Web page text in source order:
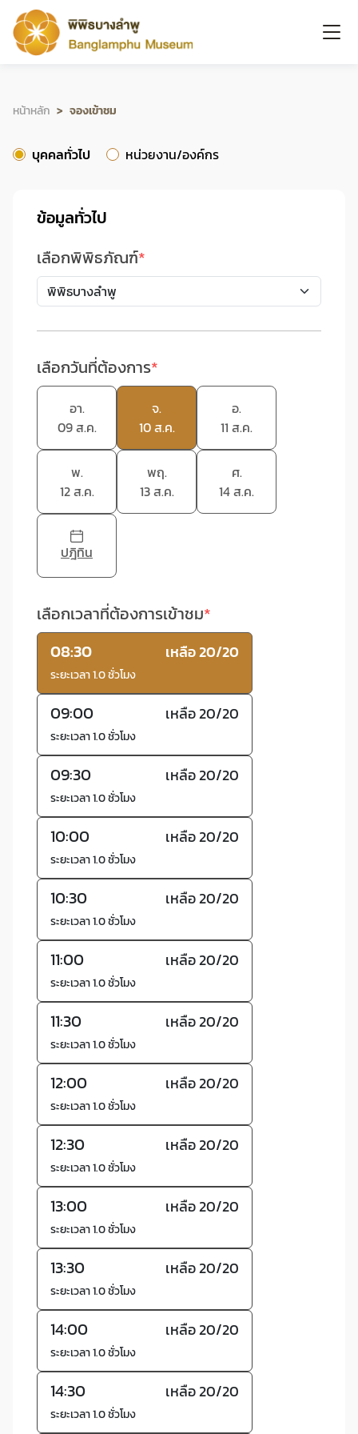
หน้าหลัก จองเข้าชม
บุคคลทั่วไป หน่วยงาน/องค์กร
ข้อมูลทั่วไป
เลือกพิพิธภัณฑ์
เลือกวันที่ต้องการ
อา.
09 ส.ค.
จ.
10 ส.ค.
อ.
11 ส.ค.
พ.
12 ส.ค.
พฤ.
13 ส.ค.
ศ.
14 ส.ค.
ปฎิทิน
เลือกเวลาที่ต้องการเข้าชม
08:30
เหลือ 20/20
ระยะเวลา 1.0 ชั่วโมง
09:00 เหลือ 20/20
ระยะเวลา 1.0 ชั่วโมง
09:30 เหลือ 20/20
ระยะเวลา 1.0 ชั่วโมง
10:00 เหลือ 20/20
ระยะเวลา 1.0 ชั่วโมง
10:30 เหลือ 20/20
ระยะเวลา 1.0 ชั่วโมง
11:00 เหลือ 20/20
ระยะเวลา 1.0 ชั่วโมง
11:30 เหลือ 20/20
ระยะเวลา 1.0 ชั่วโมง
12:00 เหลือ 20/20
ระยะเวลา 1.0 ชั่วโมง
12:30 เหลือ 20/20
ระยะเวลา 1.0 ชั่วโมง
13:00 เหลือ 20/20
ระยะเวลา 1.0 ชั่วโมง
13:30 เหลือ 20/20
ระยะเวลา 1.0 ชั่วโมง
14:00 เหลือ 20/20
ระยะเวลา 1.0 ชั่วโมง
14:30 เหลือ 20/20
ระยะเวลา 1.0 ชั่วโมง